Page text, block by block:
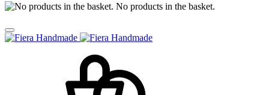
No products in the basket.